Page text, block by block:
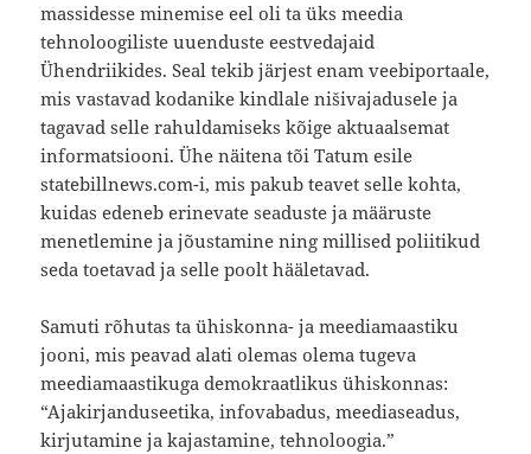
massidesse minemise eel oli ta üks meedia
tehnoloogiliste uuenduste eestvedajaid
Ühendriikides. Seal tekib järjest enam veebiportaale,
mis vastavad kodanike kindlale nišivajadusele ja
tagavad selle rahuldamiseks kõige aktuaalsemat
informatsiooni. Ühe näitena tõi Tatum esile
statebillnews.com-i, mis pakub teavet selle kohta,
kuidas edeneb erinevate seaduste ja määruste
menetlemine ja jõustamine ning millised poliitikud
seda toetavad ja selle poolt hääletavad.
Samuti rõhutas ta ühiskonna- ja meediamaastiku
jooni, mis peavad alati olemas olema tugeva
meediamaastikuga demokraatlikus ühiskonnas:
“Ajakirjanduseetika, infovabadus, meediaseadus,
kirjutamine ja kajastamine, tehnoloogia.”